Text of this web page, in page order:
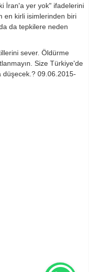
İran'a yer yok" ifadelerini
en kirli isimlerinden biri
da tepkilere neden
sever. Öldürme
Size Türkiye'de
düşecek.? 09.06.2015-